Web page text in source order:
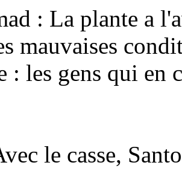
: La plante a
mauvaises
: les gens qui en
le casse,